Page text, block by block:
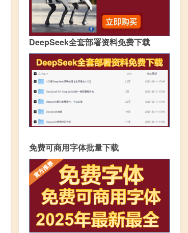
DeepSeek全套部署资料免费下载
免费可商用字体批量下载